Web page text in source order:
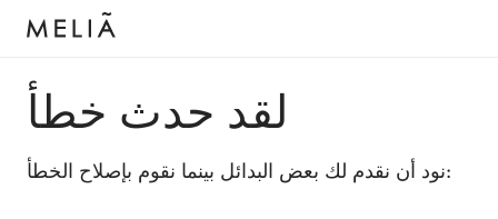
لقد حدث خطأ
نود أن نقدم لك بعض البدائل بينما نقوم بإصلاح الخطأ: